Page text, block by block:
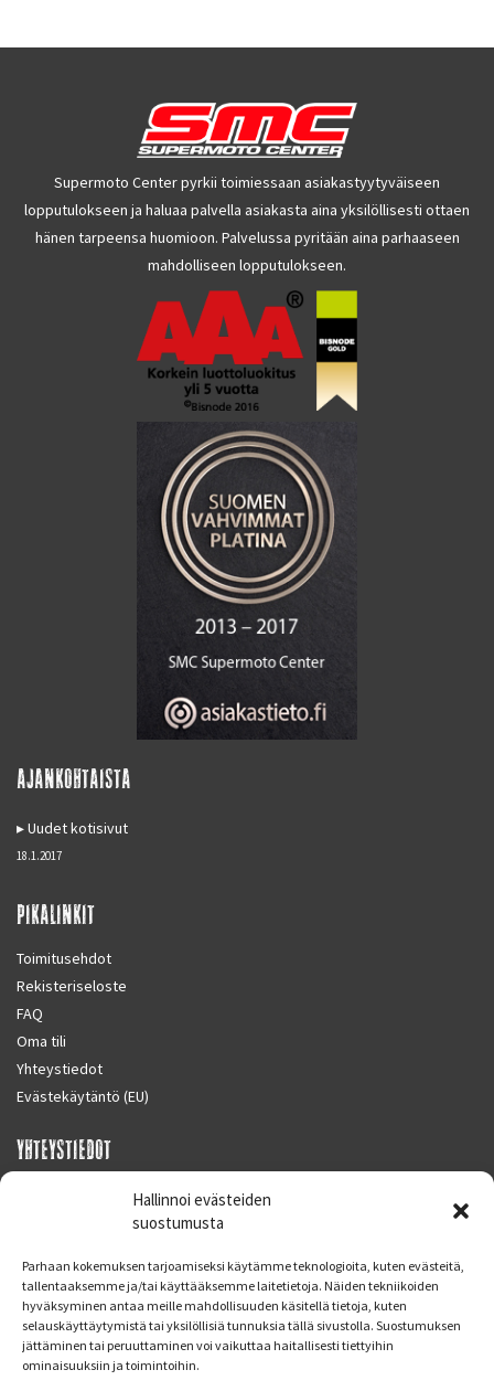
Hallinnoi evästeiden
suostumusta
Parhaan kokemuksen tarjoamiseksi käytämme teknologioita, kuten evästeitä,
tallentaaksemme ja/tai käyttääksemme laitetietoja. Näiden tekniikoiden
hyväksyminen antaa meille mahdollisuuden käsitellä tietoja, kuten
selauskäyttäytymistä tai yksilöllisiä tunnuksia tällä sivustolla. Suostumuksen
jättäminen tai peruuttaminen voi vaikuttaa haitallisesti tiettyihin
ominaisuuksiin ja toimintoihin.
Supermoto Center pyrkii toimiessaan asiakastyytyväiseen
lopputulokseen ja haluaa palvella asiakasta aina yksilöllisesti ottaen
hänen tarpeensa huomioon. Palvelussa pyritään aina parhaaseen
mahdolliseen lopputulokseen.
AJANKOHTAISTA
Uudet kotisivut
18.1.2017
PIKALINKIT
Toimitusehdot
Rekisteriseloste
FAQ
Oma tili
Yhteystiedot
Evästekäytäntö (EU)
YHTEYSTIEDOT
SUPERMOTO CENTER
Finland
Puh. 09 221 7088
info at supermotocenter.fi